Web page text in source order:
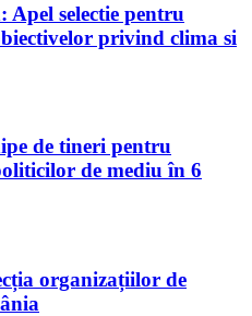
Apel selectie pentru
privind clima si
de tineri pentru
de mediu în 6
organizațiilor de